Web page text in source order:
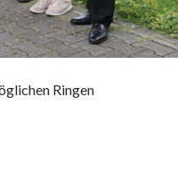
Ringen